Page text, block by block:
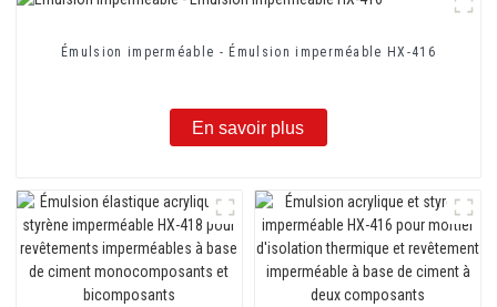
Émulsion imperméable - Émulsion imperméable HX-416
En savoir plus